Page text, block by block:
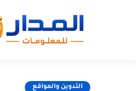
التدوين والمواقع